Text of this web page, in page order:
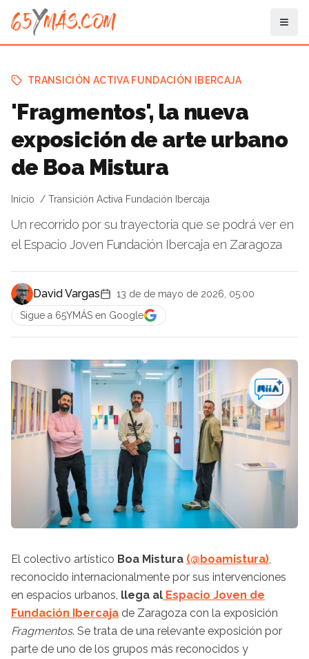
TRANSICIÓN ACTIVA FUNDACIÓN IBERCAJA
'Fragmentos', la nueva
exposición de arte urbano
de Boa Mistura
Inicio Transición Activa Fundación Ibercaja
Un recorrido por su trayectoria que se podrá ver en
el Espacio Joven Fundación Ibercaja en Zaragoza
David Vargas
13 de de mayo de 2026, 05:00
Sigue a 65YMÁS en Google
El colectivo artístico Boa Mistura (@boamistura),
reconocido internacionalmente por sus intervenciones
en espacios urbanos, llega al Espacio Joven de
Fundación Ibercaja de Zaragoza con la exposición
Fragmentos. Se trata de una relevante exposición por
parte de uno de los grupos más reconocidos y